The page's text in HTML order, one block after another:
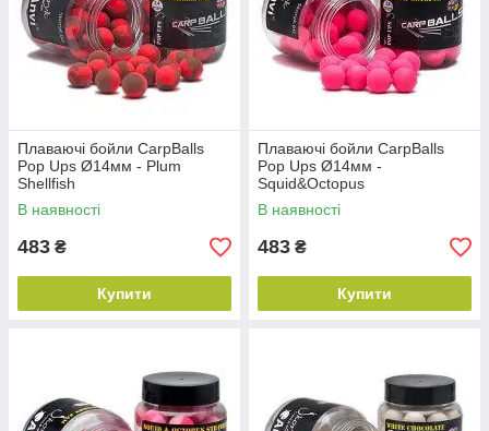
Плаваючі бойли CarpBalls
Pop Ups Ø14мм - Plum
Shellfish
В наявності
483 ₴
Купити
Плаваючі бойли CarpBalls
Pop Ups Ø14мм -
Squid&Octopus
В наявності
483 ₴
Купити